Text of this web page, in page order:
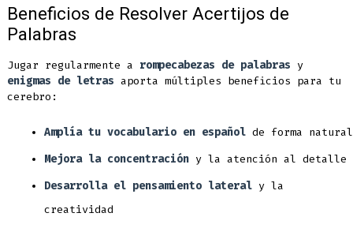
Beneficios de Resolver Acertijos de
Palabras
Jugar regularmente a rompecabezas de palabras y
enigmas de letras aporta múltiples beneficios para tu
cerebro:
Amplía tu vocabulario en español de forma natural
Mejora la concentración y la atención al detalle
Desarrolla el pensamiento lateral y la
creatividad